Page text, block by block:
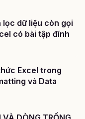
lọc dữ liệu còn gọi
có bài tập đính
Excel trong
và Data